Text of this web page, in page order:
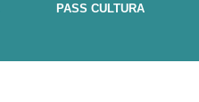
PASS CULTURA